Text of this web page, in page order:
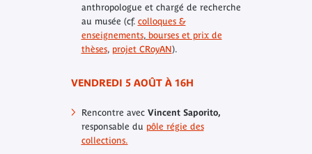
anthropologue et chargé de recherche
au musée (cf. colloques &
enseignements,bourses et prix de
thèses, projet CRoyAN).
VENDREDI 5 AOÛT À 16H
Rencontre avec Vincent Saporito,
responsable du pôle régie des
collections.